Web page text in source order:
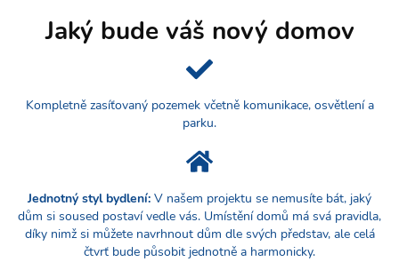
Jaký bude váš nový domov
Kompletně zasíťovaný pozemek včetně komunikace, osvětlení a
parku.
Jednotný styl bydlení: V našem projektu se nemusíte bát, jaký
dům si soused postaví vedle vás. Umístění domů má svá pravidla,
díky nimž si můžete navrhnout dům dle svých představ, ale celá
čtvrť bude působit jednotně a harmonicky.